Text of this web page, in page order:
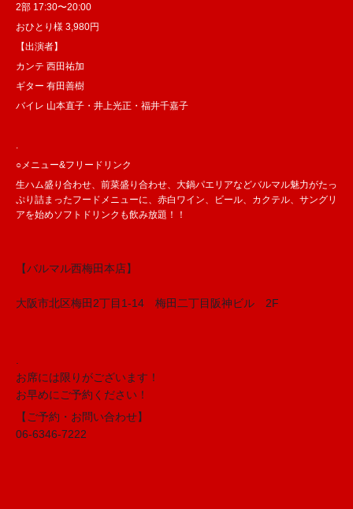
2部 17:30〜20:00
おひとり様 3,980円
【出演者】
カンテ 西田祐加
ギター 有田善樹
バイレ 山本直子・井上光正・福井千嘉子
.
○️メニュー&フリードリンク
生ハム盛り合わせ、前菜盛り合わせ、大鍋パエリアなどバルマル魅力がたっ
ぷり詰まったフードメニューに、赤白ワイン、ビール、カクテル、サングリ
アを始めソフトドリンクも飲み放題！！
【バルマル西梅田本店】
大阪市北区梅田2丁目1-14　梅田二丁目阪神ビル　2F
お席には限りがございます！
お早めにご予約ください！
【ご予約・お問い合わせ】
06-6346-7222